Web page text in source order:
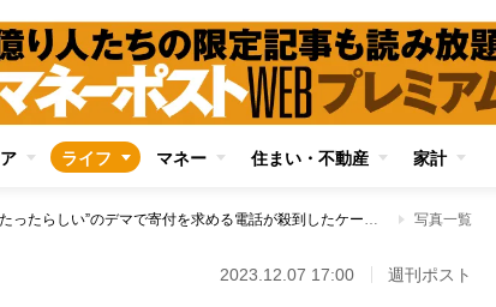
ライフ マネー 住まい・不動産 家計
【宝くじ】“3億円当たったらしい”のデマで寄付を求める電話が殺到したケースも 高額当せんを伝えるのは「最小限の家族まで」 写真一覧
2023.12.07 17:00 週刊ポスト